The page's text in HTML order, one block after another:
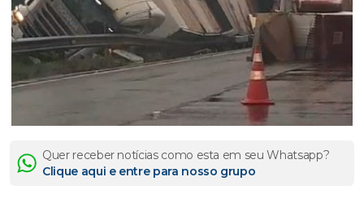
Quer receber notícias como esta em seu Whatsapp?
Clique aqui e entre para nosso grupo